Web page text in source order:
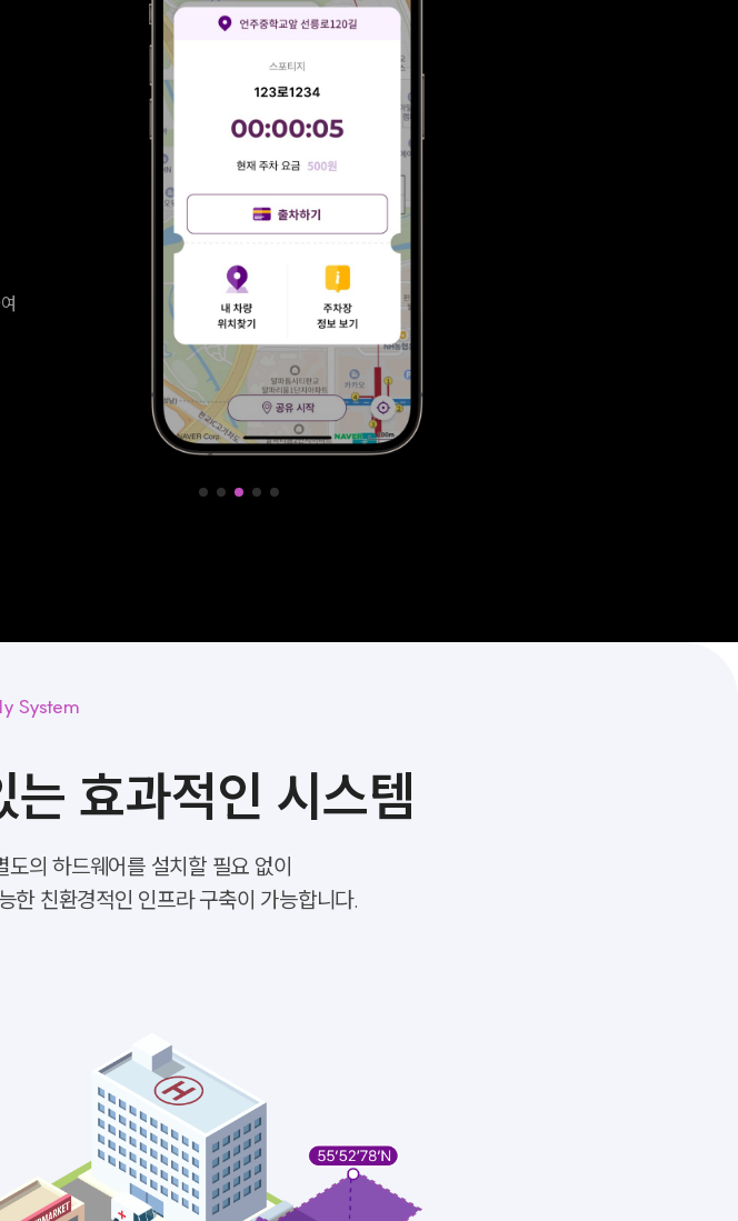
System
는 효과적인 시스템
의 하드웨어를 설치할 필요 없이
친환경적인 인프라 구축이 가능합니다.